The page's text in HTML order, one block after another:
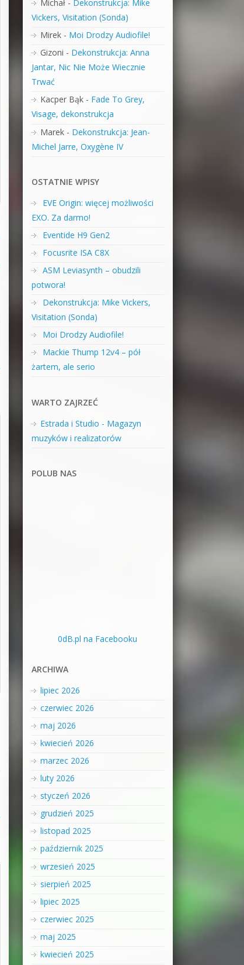
Michał- Dekonstrukcja: Mike
Vickers, Visitation (Sonda)
Mirek- Moi Drodzy Audiofile!
Gizoni - Dekonstrukcja: Anna
Jantar, Nic Nie Może Wiecznie
Trwać
Kacper Bąk- Fade To Grey,
Visage, dekonstrukcja
Marek- Dekonstrukcja: Jean-
Michel Jarre, Oxygène IV
OSTATNIE WPISY
EVE Origin: więcej możliwości
EXO. Za darmo!
Eventide H9 Gen2
Focusrite ISA C8X
ASM Leviasynth – obudzili
potwora!
Dekonstrukcja: Mike Vickers,
Visitation (Sonda)
Moi Drodzy Audiofile!
Mackie Thump 12v4 – pół
żartem, ale serio
WARTO ZAJRZEĆ
Estrada i Studio - Magazyn
muzyków i realizatorów
POLUB NAS
0dB.pl na Facebooku
ARCHIWA
lipiec 2026
czerwiec 2026
maj 2026
kwiecień 2026
marzec 2026
luty 2026
styczeń 2026
grudzień 2025
listopad 2025
październik 2025
wrzesień 2025
sierpień 2025
lipiec 2025
czerwiec 2025
maj 2025
kwiecień 2025